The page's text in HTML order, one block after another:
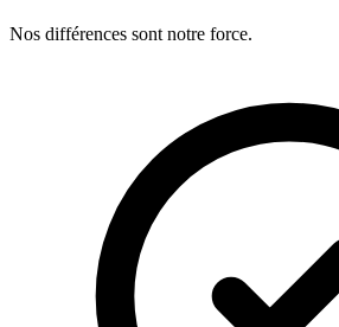
Nos différences sont notre force.